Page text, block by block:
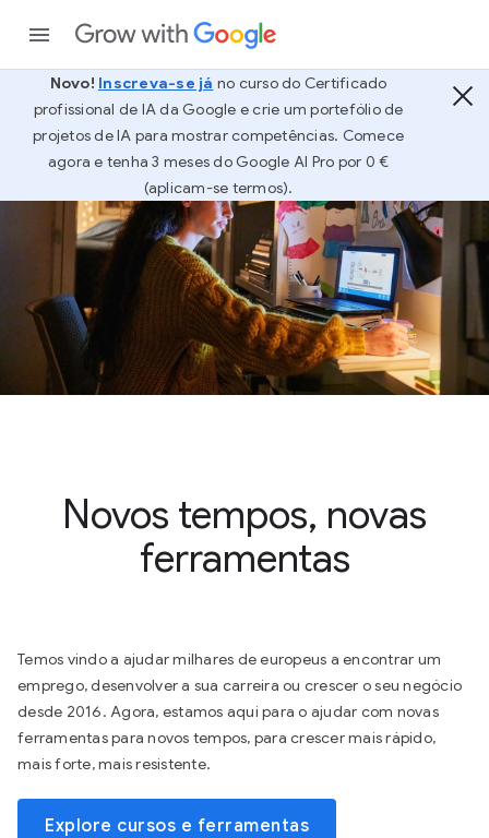
Novo! Inscreva-se já no curso do Certificado
profissional de IA da Google e crie um portefólio de
projetos de IA para mostrar competências. Comece
agora e tenha 3 meses do Google AI Pro por 0 €
(aplicam-se termos).
Novos tempos, novas
ferramentas
Temos vindo a ajudar milhares de europeus a encontrar um
emprego, desenvolver a sua carreira ou crescer o seu negócio
desde 2016. Agora, estamos aqui para o ajudar com novas
ferramentas para novos tempos, para crescer mais rápido,
mais forte, mais resistente.
Explore cursos e ferramentas